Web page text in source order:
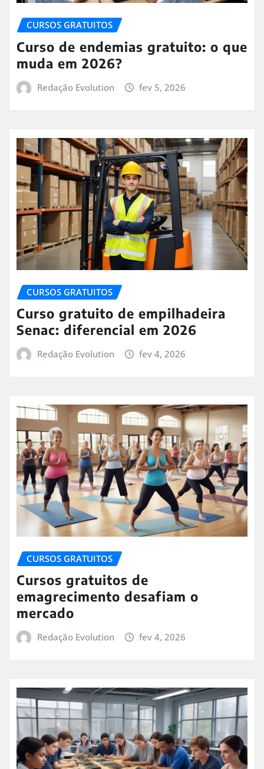
CURSOS GRATUITOS
Curso de endemias gratuito: o que
muda em 2026?
Redação Evolution fev 5, 2026
CURSOS GRATUITOS
Curso gratuito de empilhadeira
Senac: diferencial em 2026
Redação Evolution fev 4, 2026
CURSOS GRATUITOS
Cursos gratuitos de
emagrecimento desafiam o
mercado
Redação Evolution fev 4, 2026